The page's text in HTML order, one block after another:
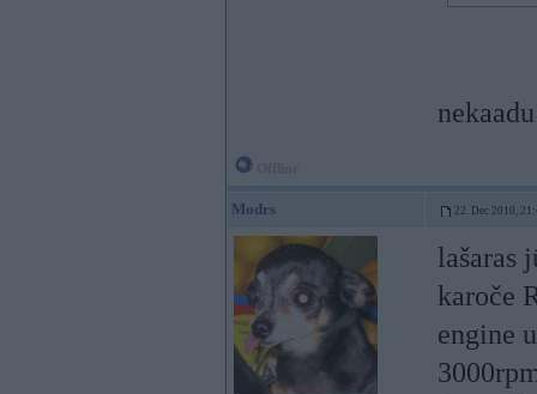
Modrs 22. Dec 2010,
lašaras
karoče
engine